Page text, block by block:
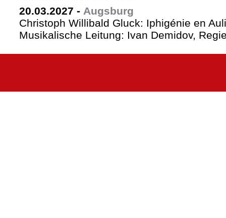
20.03.2027 - Augsburg
Christoph Willibald Gluck: Iphigénie en
Musikalische Leitung: Ivan Demidov,